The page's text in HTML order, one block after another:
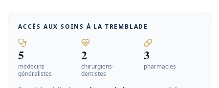
ACCÈS AUX SOINS À LA TREMBLADE
5
médecins
généralistes
2
chirurgiens-
dentistes
3
pharmacies